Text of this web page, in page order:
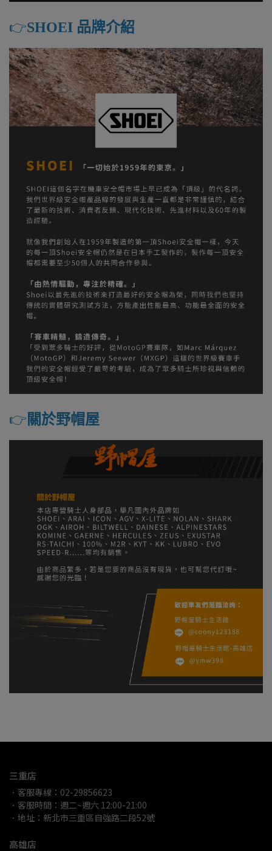
👉️SHOEI 品牌介紹
👉️ 關於野帽屋
三重店
．客服專線：02-29856623
．客服時間：週二~週六 12:00-21:00
．地址：新北市三重區自強路二段52號
高雄店